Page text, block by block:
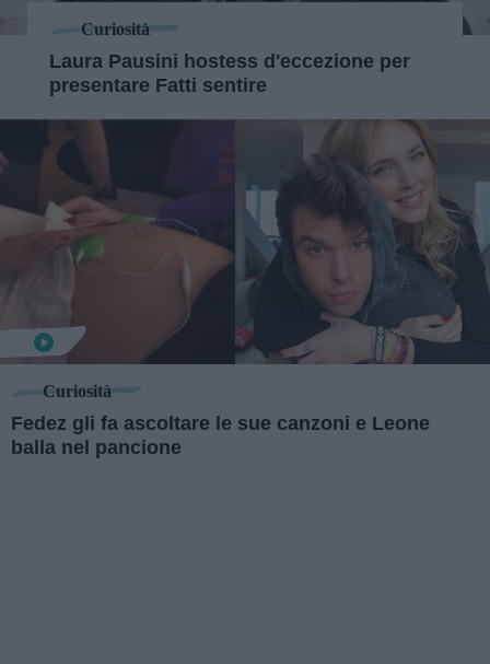
Curiosità
Laura Pausini hostess d'eccezione per
presentare Fatti sentire
Curiosità
Fedez gli fa ascoltare le sue canzoni e Leone
balla nel pancione